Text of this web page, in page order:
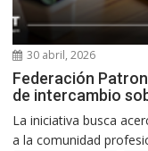
30 abril, 2026
Federación
de intercambio
La iniciativa busca
a la comunidad